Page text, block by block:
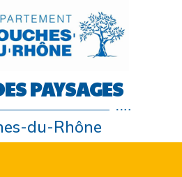
PAYSAGES
du-Rhône